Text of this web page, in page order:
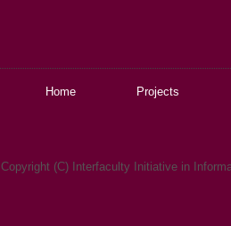
Home Projects
Copyright (C) Interfaculty Initiative in